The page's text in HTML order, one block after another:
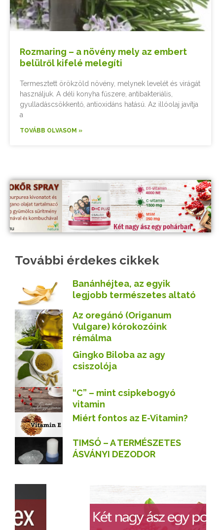
Rozmaring – a növény mely az embert
belülről kifelé melegíti
Termesztett örökzöld növény, melynek levelét és virágát
használjuk. A déli konyha fűszere, antibakteriális,
gyulladáscsökkentő, antioxidáns hatású. Az illóolaj javítja
a
TOVÁBB OLVASOM »
További érdekes cikkek
Banánhéjtea, az egyik
legjobb természetes altató
Az oregánó (Origanum
Vulgare) kórokozóink
rémálma
Gingko Biloba az agy
csiszolója
“C” – mint csipkebogyó
vitamin
Miért fontos az E-Vitamin?
TIMSÓ – A TERMÉSZETES
ÁSVÁNYI DEZODOR